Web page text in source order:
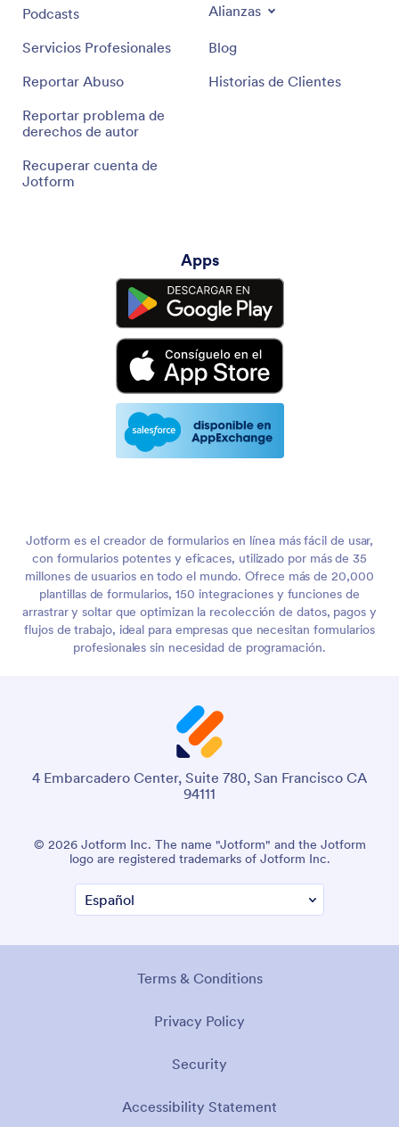
Podcasts
Servicios Profesionales
Reportar Abuso
Reportar problema de
derechos de autor
Recuperar cuenta de
Jotform
Alianzas
Blog
Historias de Clientes
Apps
Jotform es el creador de formularios en línea más fácil de usar,
con formularios potentes y eficaces, utilizado por más de 35
millones de usuarios en todo el mundo. Ofrece más de 20,000
plantillas de formularios, 150 integraciones y funciones de
arrastrar y soltar que optimizan la recolección de datos, pagos y
flujos de trabajo, ideal para empresas que necesitan formularios
profesionales sin necesidad de programación.
4 Embarcadero Center, Suite 780, San Francisco CA
94111
© 2026 Jotform Inc. The name "Jotform" and the Jotform
logo are registered trademarks of Jotform Inc.
Terms & Conditions
Privacy Policy
Security
Accessibility Statement